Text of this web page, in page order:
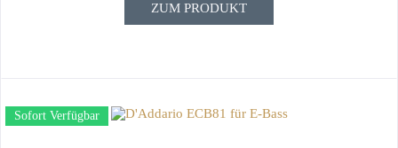
ZUM PRODUKT
Sofort Verfügbar